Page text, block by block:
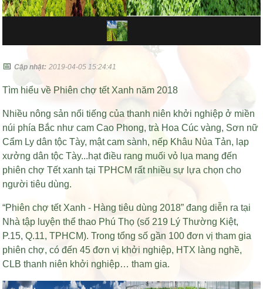
📅Cập nhật: 2019-04-05 15:24:41
Tìm hiểu về Phiên chợ tết Xanh năm 2018
Nhiều nông sản nổi tiếng của thanh niên khởi nghiệp ở miền
núi phía Bắc như cam Cao Phong, trà Hoa Cúc vàng, Sơn nữ
Cẩm Ly dân tộc Tày, mật cam sành, nếp Khâu Nủa Tản, lạp
xưởng dân tộc Tày...hạt điều rang muối vỏ lụa mang đến
phiên chợ Tết xanh tại TPHCM rất nhiều sự lựa chọn cho
người tiêu dùng.
“Phiên chợ tết Xanh - Hàng tiêu dùng 2018” đang diễn ra tại
Nhà tập luyện thể thao Phú Thọ (số 219 Lý Thường Kiệt,
P.15, Q.11, TPHCM). Trong tổng số gần 100 đơn vị tham gia
phiên chợ, có đến 45 đơn vị khởi nghiệp, HTX làng nghề,
CLB thanh niên khởi nghiệp… tham gia.